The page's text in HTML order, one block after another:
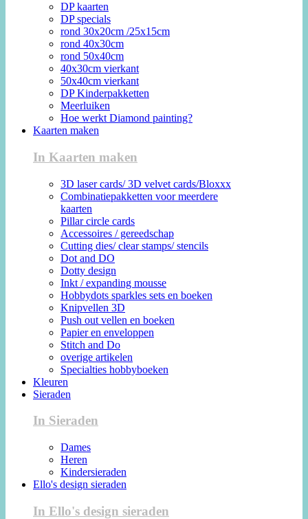
DP kaarten
DP specials
rond 30x20cm /25x15cm
rond 40x30cm
rond 50x40cm
40x30cm vierkant
50x40cm vierkant
DP Kinderpakketten
Meerluiken
Hoe werkt Diamond painting?
Kaarten maken
In Kaarten maken
3D laser cards/ 3D velvet cards/Bloxxx
Combinatiepakketten voor meerdere
kaarten
Pillar circle cards
Accessoires / gereedschap
Cutting dies/ clear stamps/ stencils
Dot and DO
Dotty design
Inkt / expanding mousse
Hobbydots sparkles sets en boeken
Knipvellen 3D
Push out vellen en boeken
Papier en enveloppen
Stitch and Do
overige artikelen
Specialties hobbyboeken
Kleuren
Sieraden
In Sieraden
Dames
Heren
Kindersieraden
Ello's design sieraden
In Ello's design sieraden